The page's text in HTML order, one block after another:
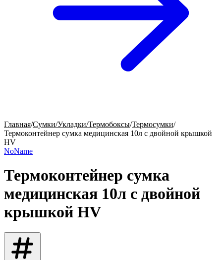
Главная/Сумки/Укладки/Термобоксы/Термосумки/
Термоконтейнер сумка медицинская 10л с двойной крышкой
HV
NoName
Термоконтейнер сумка
медицинская 10л с двойной
крышкой HV